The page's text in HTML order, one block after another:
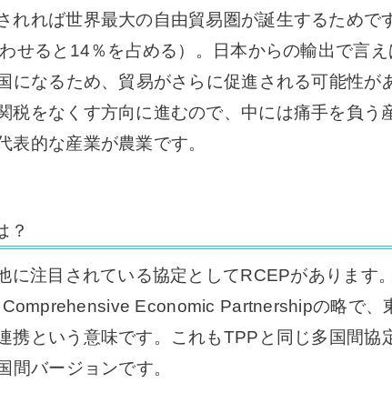
れれば世界最大の自由貿易圏が誕生するためで
せると14％を占める ）。日本からの輸出で言
になるため、貿易がさらに促進される可能性が
税をなくす方向に進むので、中には痛手を負う
表的な産業が農業です。
？
注目されている協定としてRCEPがあります
Economic Partnershipの略で、
携という意味です。これもTPPと同じ多国間協
間バージョンです。